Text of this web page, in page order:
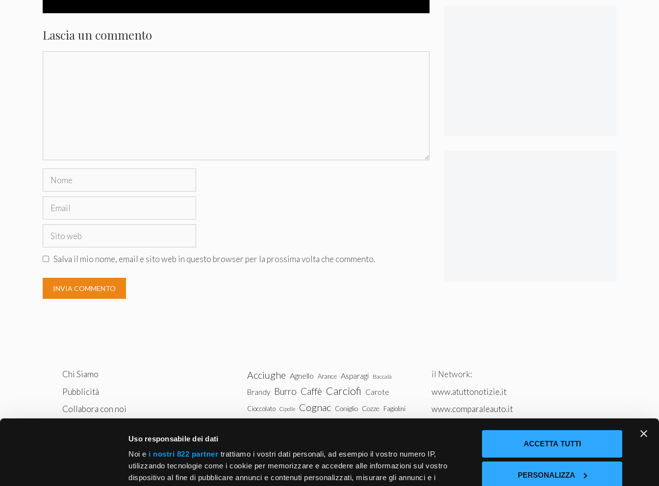
Uso responsabile dei dati
Noi e i nostri 822 partner trattiamo i vostri dati personali, ad esempio il vostro numero IP,
utilizzando tecnologie come i cookie per memorizzare e accedere alle informazioni sul vostro
dispositivo al fine di pubblicare annunci e contenuti personalizzati, misurare gli annunci e i
ACCETTA TUTTI
PERSONALIZZA
Lascia un commento
Nome
Email
Sito
Salva il mio nome, email e sito web in questo browser per la prossima volta che commento.
Chi Siamo
Pubblicità
Collabora con noi
Acciughe Agnello Arance Asparagi Baccalà
Brandy Burro Caffè Carciofi Carote
Cioccolato Cipolle Cognac Coniglio Cozze Fagiolini
Patate Peperoni Piselli Pollo
Pomodori Ricotta Rum
il Network:
www.atuttonotizie.it
www.comparaleauto.it